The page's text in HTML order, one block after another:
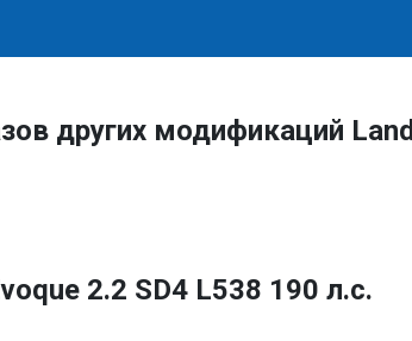
других модификаций Land
2.2 SD4 L538 190 л.с.